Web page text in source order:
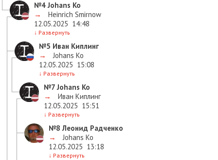
№4Johans Ko
→
Heinrich Smirnow
12.05.2025 14:48
↓ Развернуть
№5 Иван Киплинг
→
Johans Ko
12.05.2025 15:08
↓ Развернуть
№7Johans Ko
→
Иван Киплинг
12.05.2025 15:51
↓ Развернуть
№8 Леонид Радченко
→
Johans Ko
12.05.2025 13:18
↓ Развернуть